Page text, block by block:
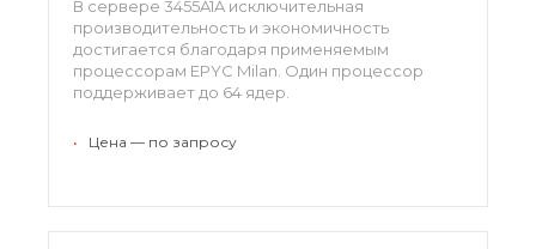
В сервере 3455A1A исключительная
производительность и экономичность
достигается благодаря применяемым
процессорам EPYC Milan. Один процессор
поддерживает до 64 ядер.
• Цена — по запросу